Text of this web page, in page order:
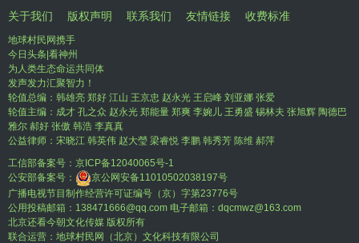
关于我们 版权声明 联系我们 友情链接 收费标准
地球村民网携手
今日头条|看神州
为人类生态命运共同体
发声发力汇聚智力！
轮值总编：韩雄亮 郑好 江山 王京忠 赵永光 王启峰 刘亚娜 张爱
轮值主编：成才 孔之众 赵永光 郑能量 郑爽 李婉儿 王勇盛 锡林夫 张旭辉 陶德巴
雅尔 郝好 张傲 韩浩 李真真
公益律师：宋晓江 韩英伟 赵大瑩 梁睿悦 李鹏 韩秀芳 陈维 郝萍
工信部备案号： 京ICP备12040065号-1
公安部备案号：
京公网安备11010502038197号
广播电视节目制作经营许可证编号（京）字第23776号
公用投稿邮箱：138471666@qq.com 电子邮箱：dqcmwz@163.com
北京还看今朝文化传媒 版权所有
联合运营：地球村民网（北京）文化科技有限公司